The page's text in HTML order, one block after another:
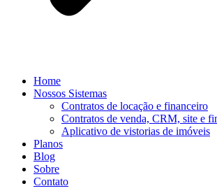
Home
Nossos Sistemas
Contratos de locação e financeiro
Contratos de venda, CRM, site e
Aplicativo de vistorias de imóveis
Planos
Blog
Sobre
Contato